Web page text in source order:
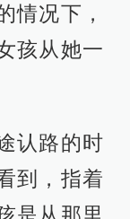
情况下，
孩从她一
认路的时
到，指着
是从那里